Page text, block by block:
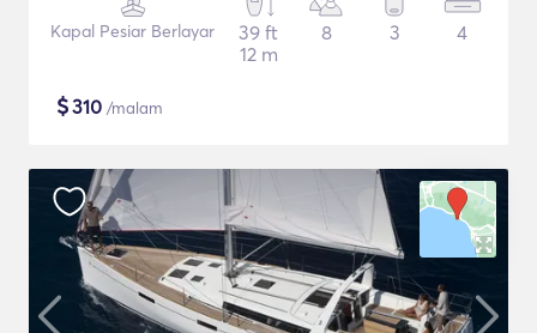
Kapal Pesiar Berlayar
39 ft
12 m
8 3 4
$310 /malam